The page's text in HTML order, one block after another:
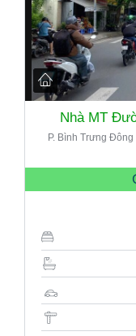
Nhà MT
P. Bình Trưng